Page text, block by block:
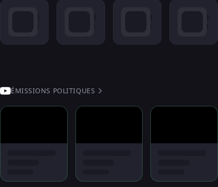
ÉMISSIONS POLITIQUES